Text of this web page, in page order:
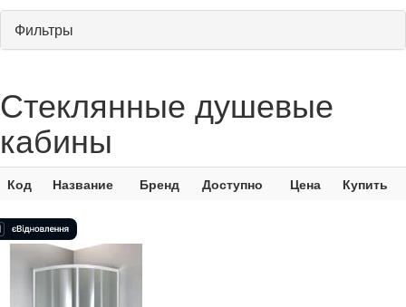
Фильтры
Стеклянные душевые
кабины
Код Название Бренд Доступно Цена Купить